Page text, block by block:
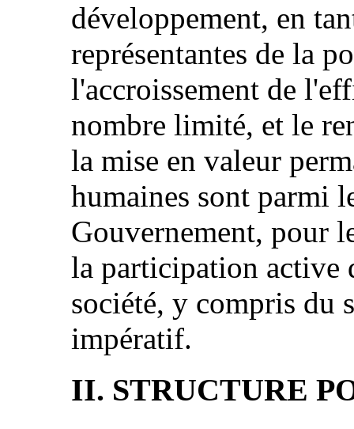
développement, en
représentantes de la
l'accroissement de
nombre limité, et le
la mise en valeur
humaines sont parmi
Gouvernement, pour
la participation active
société, y compris du
impératif.
II. STRUCTURE